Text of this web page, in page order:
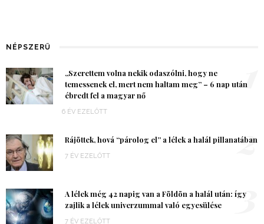
NÉPSZERŰ
„Szerettem volna nekik odaszólni, hogy ne
temessenek el, mert nem haltam meg” – 6 nap után
ébredt fel a magyar nő
6 ÉV EZELŐTT
1
Rájöttek, hová “párolog el” a lélek a halál pillanatában
7 ÉV EZELŐTT 2
A lélek még 42 napig van a Földön a halál után: így
zajlik a lélek univerzummal való egyesülése
7 ÉV EZELŐTT
3